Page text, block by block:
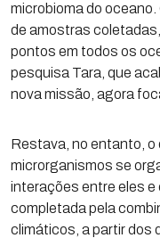
microbioma do
de amostras
pontos em todos os
pesquisa Tara, que
nova missão, agora
Restava, no entanto, o
microrganismos se
interações entre eles e
completada pela
climáticos, a partir dos